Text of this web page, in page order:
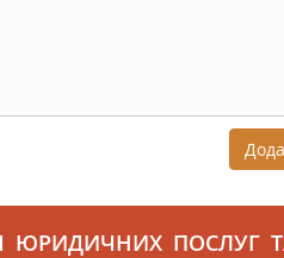
ЮРИДИЧНИХ ПОСЛУГ